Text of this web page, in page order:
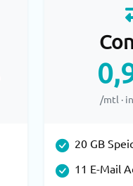
/mtl ·
20 GB
11 E-Mail